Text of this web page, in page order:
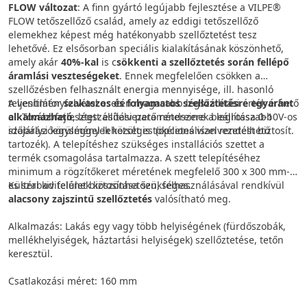
FLOW változat: A finn gyártó legújabb fejlesztése a VILPE®
FLOW tetőszellőző család, amely az eddigi tetőszellőző
elemekhez képest még hatékonyabb szellőztetést tesz
lehetővé. Ez elsősorban speciális kialakításának köszönhető,
amely akár 40%-kal is csökkenti a szellőztetés során fellépő
áramlási veszteségeket. Ennek megfelelően csökken a
szellőzésben felhasznált energia mennyisége, ill. hasonló
teljesítményfelvétel esetén magasabb légszállítási érték érhető
el. Továbbfejlesztett esőelvezető rendszere a legrosszabb
időjárási körülmények között is tökéletes vízelvezetést biztosít.
A ventilátorszakaszos és folyamatos szellőztetésre egyaránt
alkalmazható, légszállítási paramétereinek beállítása 0-10V-os
szabályzóegységgel lehetséges (opcionálisan rendelhető
tartozék). A telepítéshez szükséges installációs szettet a
termék csomagolása tartalmazza. A szett telepítéséhez
minimum a rögzítőkeret méretének megfelelő 300 x 300 mm-
es szabad felület biztosítása szükséges.
Kültéri kivitelének köszönhetően, felhasználásával rendkívül
alacsony zajszintű szellőztetés valósítható meg.
Alkalmazás: Lakás egy vagy több helyiségének (fürdőszobák,
mellékhelyiségek, háztartási helyiségek) szellőztetése, tetőn
keresztül.
Csatlakozási méret: 160 mm